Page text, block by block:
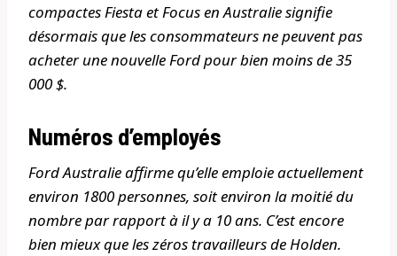
compactes Fiesta et Focus en Australie signifie
désormais que les consommateurs ne peuvent pas
acheter une nouvelle Ford pour bien moins de 35
000 $.
Numéros d’employés
Ford Australie affirme qu’elle emploie actuellement
environ 1800 personnes, soit environ la moitié du
nombre par rapport à il y a 10 ans. C’est encore
bien mieux que les zéros travailleurs de Holden.